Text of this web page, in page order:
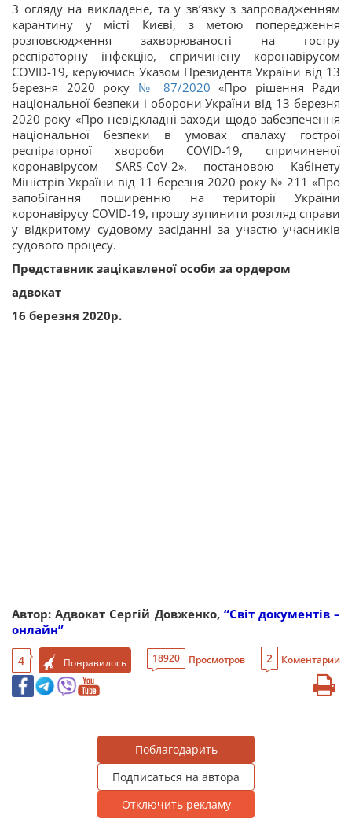
З огляду на викладене, та у зв’язку з запровадженням
карантину у місті Києві, з метою попередження
розповсюдження захворюваності на гостру
респіраторну інфекцію, спричинену коронавірусом
COVID-19, керуючись Указом Президента України від 13
березня 2020 року № 87/2020 «Про рішення Ради
національної безпеки і оборони України від 13 березня
2020 року «Про невідкладні заходи щодо забезпечення
національної безпеки в умовах спалаху гострої
респіраторної хвороби COVID-19, спричиненої
коронавірусом SARS-CoV-2», постановою Кабінету
Міністрів України від 11 березня 2020 року № 211 «Про
запобігання поширенню на території України
коронавірусу COVID-19, прошу зупинити розгляд справи
у відкритому судовому засіданні за участю учасників
судового процесу.
Представник зацікавленої особи за ордером
адвокат
16 березня 2020р.
Автор: Адвокат Сергій Довженко, “Світ документів –
онлайн”
4 Понравилось 18920 Просмотров 2 Коментарии
Поблагодарить
Подписаться на автора
Отключить рекламу